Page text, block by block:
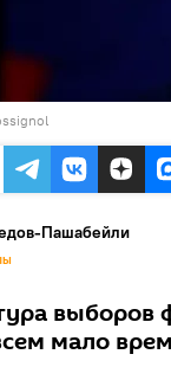
Пашабейли
выборов
мало